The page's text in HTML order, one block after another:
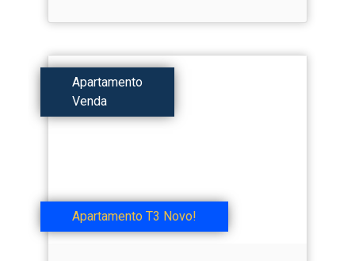
Apartamento
Venda
Apartamento T3 Novo!